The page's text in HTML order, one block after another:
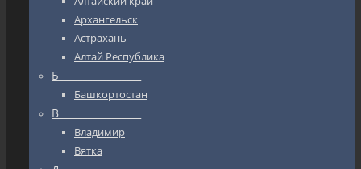
Архангельск
Астрахань
Алтай Республика
Б_________________
Башкортостан
В_________________
Владимир
Вятка